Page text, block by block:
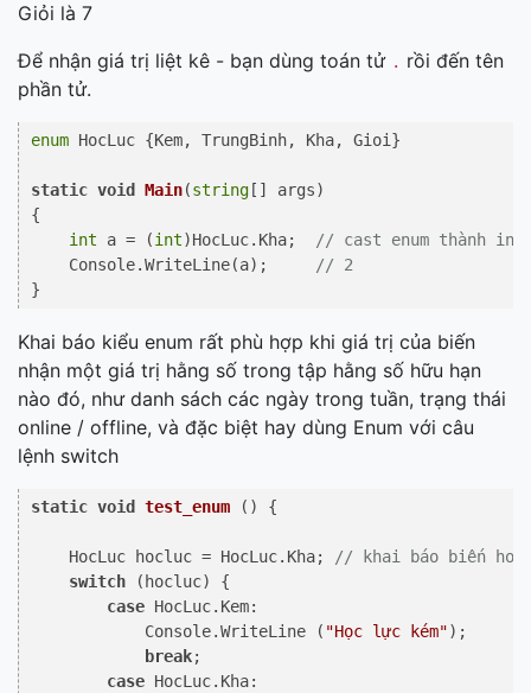
Giỏi là 7
Để nhận giá trị liệt kê - bạn dùng toán tử . rồi đến tên
phần tử.
enum HocLuc {Kem, TrungBinh, Kha, Gioi}
static void Main(string [] args)
{
int a = (int)HocLuc.Kha;
// cast enum thành int
    Console.WriteLine(a);
// 2
}
Khai báo kiểu enum rất phù hợp khi giá trị của biến
nhận một giá trị hằng số trong tập hằng số hữu hạn
nào đó, như danh sách các ngày trong tuần, trạng thái
online / offline, và đặc biệt hay dùng Enum với câu
lệnh switch
static void test_enum () {
    HocLuc hocluc = HocLuc.Kha;
// khai báo biến
switch (hocluc) {
case HocLuc.Kem:
            Console.WriteLine (
"Học lực kém");
break;
case HocLuc.Kha: